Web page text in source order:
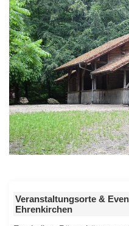
Veranstaltungsorte &
Ehrenkirchen